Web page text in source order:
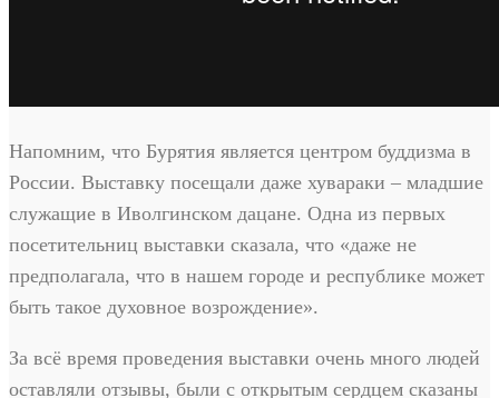
Напомним, что Бурятия является центром буддизма в
России. Выставку посещали даже хувараки – младшие
служащие в Иволгинском дацане. Одна из первых
посетительниц выставки сказала, что «даже не
предполагала, что в нашем городе и республике может
быть такое духовное возрождение».
За всё время проведения выставки очень много людей
оставляли отзывы, были с открытым сердцем сказаны